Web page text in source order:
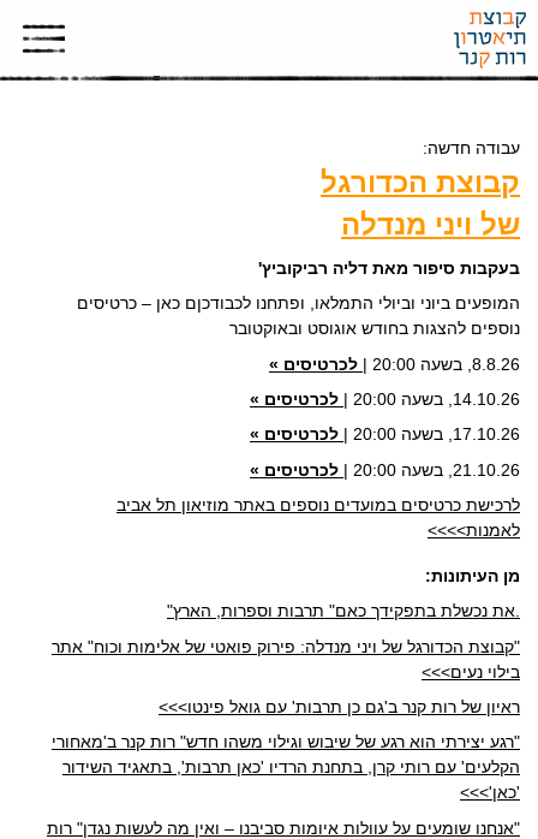
עבודה חדשה:
קבוצת הכדורגל
של ויני מנדלה
בעקבות סיפור מאת דליה רביקוביץ'
המופעים ביוני וביולי התמלאו, ופתחנו לכבודכןם כאן – כרטיסים
נוספים להצגות בחודש אוגוסט ובאוקטובר
8.8.26, בשעה 20:00 |
לכרטיסים »
14.10.26, בשעה 20:00 |
לכרטיסים »
17.10.26, בשעה 20:00 |
לכרטיסים »
21.10.26, בשעה 20:00 |
לכרטיסים »
לרכישת כרטיסים במועדים נוספים באתר מוזיאון תל אביב
לאמנות>>>>
מן העיתונות:
.את נכשלת בתפקידך כאם" תרבות וספרות, הארץ"
"קבוצת הכדורגל של ויני מנדלה: פירוק פואטי של אלימות וכוח" אתר
בילוי נעים>>>
ראיון של רות קנר ב'גם כן תרבות' עם גואל פינטו>>>
"רגע יצירתי הוא רגע של שיבוש וגילוי משהו חדש" רות קנר ב'מאחורי
הקלעים' עם רותי קרן, בתחנת הרדיו 'כאן תרבות', בתאגיד השידור
'כאן'>>>
"אנחנו שומעים על עוולות איומות סביבנו – ואין מה לעשות נגדן" רות